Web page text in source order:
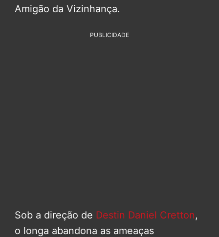
Amigão da Vizinhança.
PUBLICIDADE
Sob a direção de Destin Daniel Cretton,
o longa abandona as ameaças